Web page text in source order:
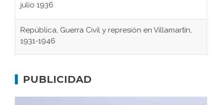
julio 1936
República, Guerra Civil y represión en Villamartín,
1931-1946
concentración nazis
PUBLICIDAD